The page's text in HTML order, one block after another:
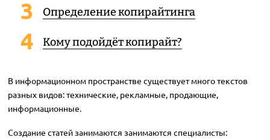
Определение копирайтинга
Кому подойдёт копирайт?
В информационном пространстве существует много текстов
разных видов: технические, рекламные, продающие,
информационные.
Создание статей занимаются занимаются специалисты: